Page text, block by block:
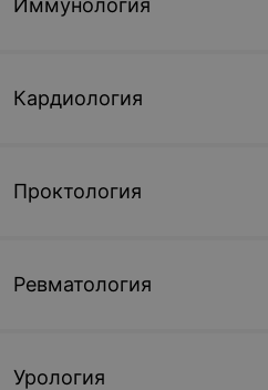
Иммунология
Кардиология
Проктология
Ревматология
Урология